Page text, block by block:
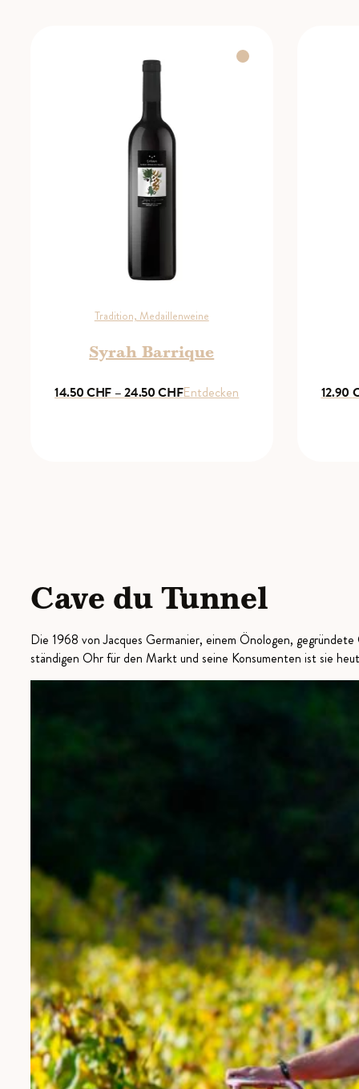
Tradition, Medaillenweine
Syrah Barrique
14.50CHF–24.50CHFPreisspanne:
Entdecken 12.90
Cave du Tunnel
Die 1968 von Jacques Germanier, einem Önologen,
ständigen Ohr für den Markt und seine Konsumenten ist sie